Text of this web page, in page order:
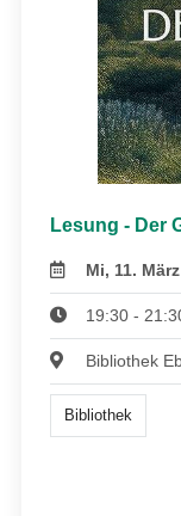
Lesung - Der
Mi, 11.
19:30 -
Bibliothek
Bibliothek